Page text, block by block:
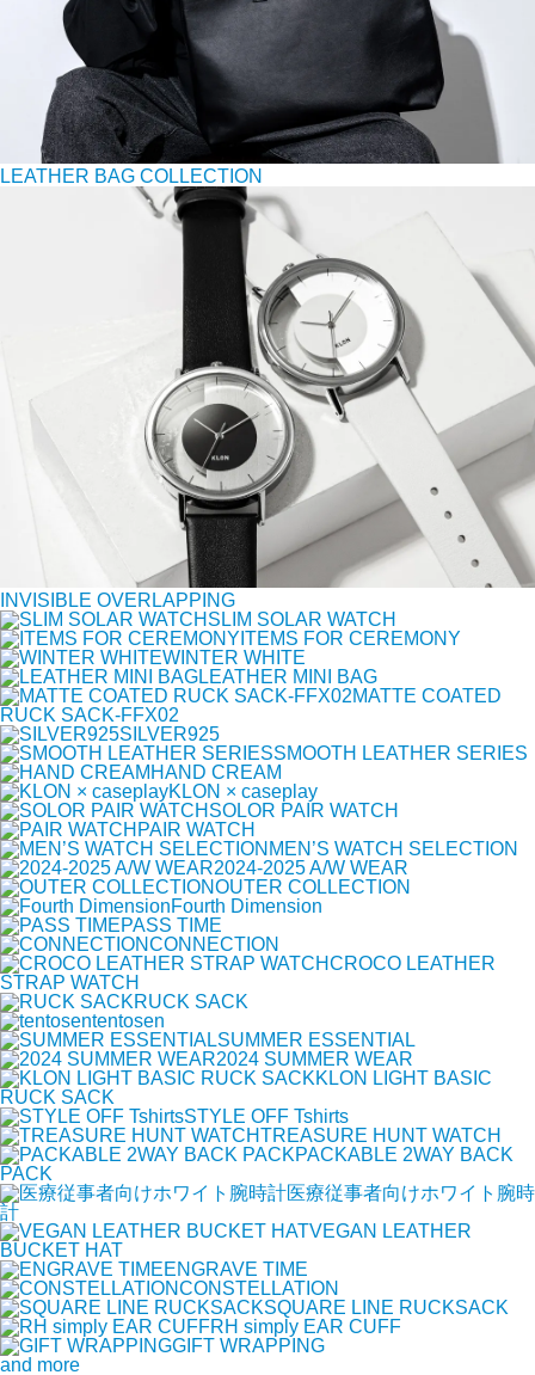
LEATHER BAG COLLECTION
INVISIBLE OVERLAPPING
SLIM SOLAR WATCH
ITEMS FOR CEREMONY
WINTER WHITE
LEATHER MINI BAG
MATTE COATED
RUCK SACK-FFX02
SILVER925
SMOOTH LEATHER SERIES
HAND CREAM
KLON × caseplay
SOLOR PAIR WATCH
PAIR WATCH
MEN’S WATCH SELECTION
2024-2025 A/W WEAR
OUTER COLLECTION
Fourth Dimension
PASS TIME
CONNECTION
CROCO LEATHER
STRAP WATCH
RUCK SACK
tentosen
SUMMER ESSENTIAL
2024 SUMMER WEAR
KLON LIGHT BASIC
RUCK SACK
STYLE OFF Tshirts
TREASURE HUNT WATCH
PACKABLE 2WAY BACK
PACK
医療従事者向けホワイト腕時
計
VEGAN LEATHER
BUCKET HAT
ENGRAVE TIME
CONSTELLATION
SQUARE LINE RUCKSACK
RH simply EAR CUFF
GIFT WRAPPING
and more